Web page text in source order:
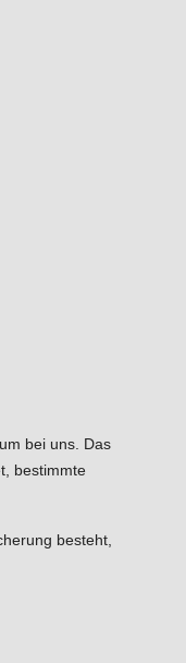
bei uns. Das
bestimmte
besteht,